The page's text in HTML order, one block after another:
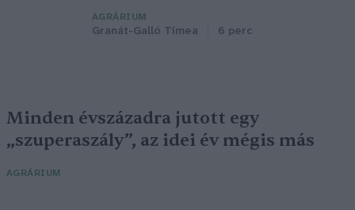
AGRÁRIUM
Granát-Galló Tímea 6 perc
Minden évszázadra jutott egy
„szuperaszály”, az idei év mégis más
AGRÁRIUM